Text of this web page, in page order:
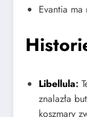
Evantia
Libellula:
znalazła
koszmary